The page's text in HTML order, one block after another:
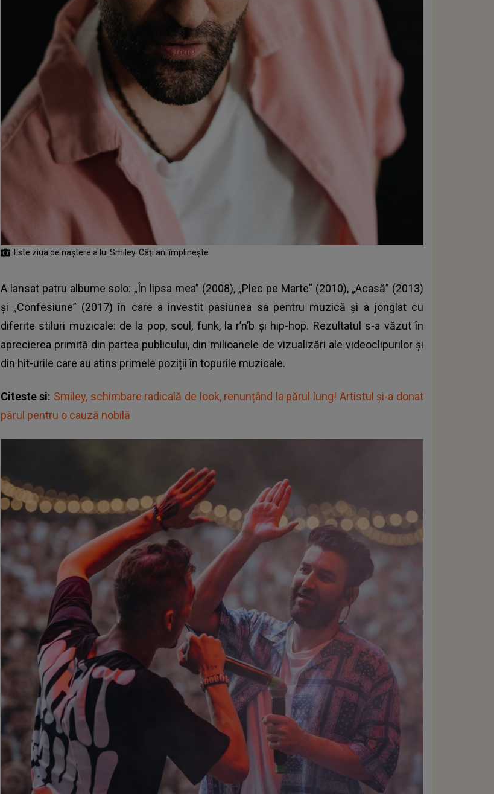
Este ziua de naştere a lui Smiley. Câţi ani împlineşte
A lansat patru albume solo: „În lipsa mea” (2008), „Plec pe Marte” (2010), „Acasă” (2013)
și „Confesiune” (2017) în care a investit pasiunea sa pentru muzică şi a jonglat cu
diferite stiluri muzicale: de la pop, soul, funk, la r’n’b şi hip-hop. Rezultatul s-a văzut în
aprecierea primită din partea publicului, din milioanele de vizualizări ale videoclipurilor şi
din hit-urile care au atins primele poziții în topurile muzicale.
Citeste si: Smiley, schimbare radicală de look, renunțând la părul lung! Artistul și-a donat
părul pentru o cauză nobilă